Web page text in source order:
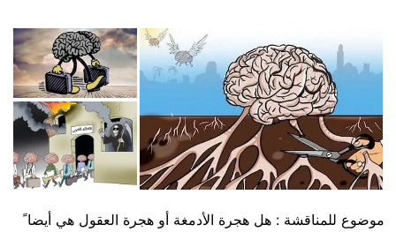
موضوع للمناقشة : هل هجرة الأدمغة أو هجرة العقول هي أيضا ً